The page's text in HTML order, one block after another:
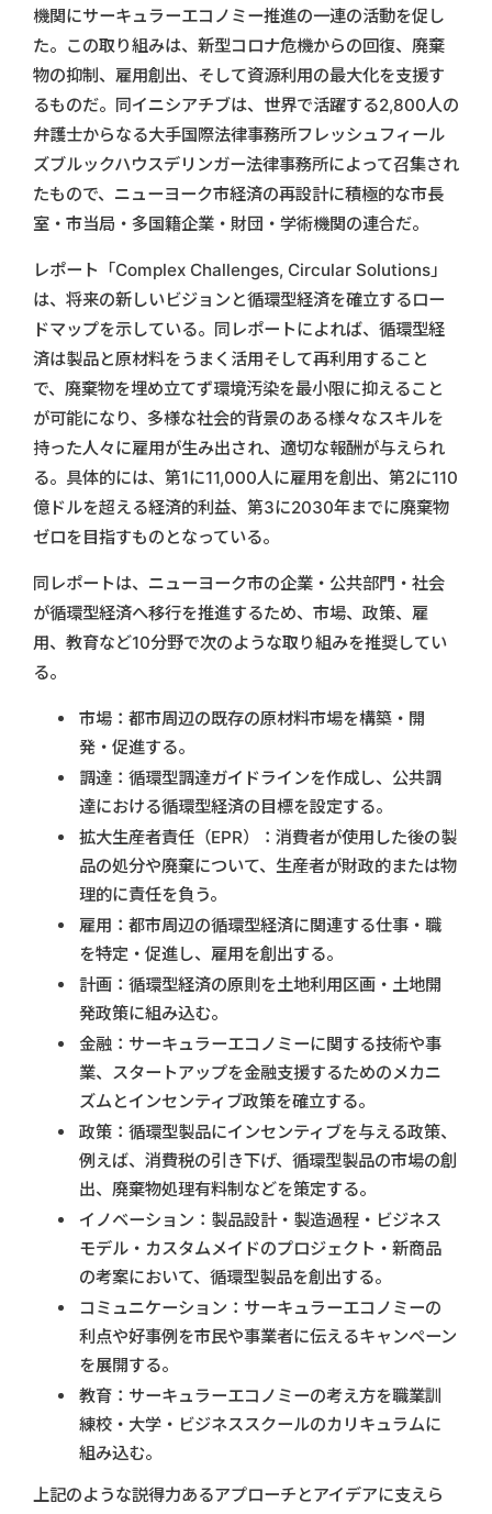
機関にサーキュラーエコノミー推進の一連の活動を促し
た。この取り組みは、新型コロナ危機からの回復、廃棄
物の抑制、雇用創出、そして資源利用の最大化を支援す
るものだ。同イニシアチブは、世界で活躍する2,800人の
弁護士からなる大手国際法律事務所フレッシュフィール
ズブルックハウスデリンガー法律事務所によって召集され
たもので、ニューヨーク市経済の再設計に積極的な市長
室・市当局・多国籍企業・財団・学術機関の連合だ。
レポート「Complex Challenges, Circular Solutions」
は、将来の新しいビジョンと循環型経済を確立するロー
ドマップを示している。同レポートによれば、循環型経
済は製品と原材料をうまく活用そして再利用すること
で、廃棄物を埋め立てず環境汚染を最小限に抑えること
が可能になり、多様な社会的背景のある様々なスキルを
持った人々に雇用が生み出され、適切な報酬が与えられ
る。具体的には、第1に11,000人に雇用を創出、第2に110
億ドルを超える経済的利益、第3に2030年までに廃棄物
ゼロを目指すものとなっている。
同レポートは、ニューヨーク市の企業・公共部門・社会
が循環型経済へ移行を推進するため、市場、政策、雇
用、教育など10分野で次のような取り組みを推奨してい
る。
市場：都市周辺の既存の原材料市場を構築・開
発・促進する。
調達：循環型調達ガイドラインを作成し、公共調
達における循環型経済の目標を設定する。
拡大生産者責任（EPR）：消費者が使用した後の製
品の処分や廃棄について、生産者が財政的または物
理的に責任を負う。
雇用：都市周辺の循環型経済に関連する仕事・職
を特定・促進し、雇用を創出する。
計画：循環型経済の原則を土地利用区画・土地開
発政策に組み込む。
金融：サーキュラーエコノミーに関する技術や事
業、スタートアップを金融支援するためのメカニ
ズムとインセンティブ政策を確立する。
政策：循環型製品にインセンティブを与える政策、
例えば、消費税の引き下げ、循環型製品の市場の創
出、廃棄物処理有料制などを策定する。
イノベーション：製品設計・製造過程・ビジネス
モデル・カスタムメイドのプロジェクト・新商品
の考案において、循環型製品を創出する。
コミュニケーション：サーキュラーエコノミーの
利点や好事例を市民や事業者に伝えるキャンペーン
を展開する。
教育：サーキュラーエコノミーの考え方を職業訓
練校・大学・ビジネススクールのカリキュラムに
組み込む。
上記のような説得力あるアプローチとアイデアに支えら